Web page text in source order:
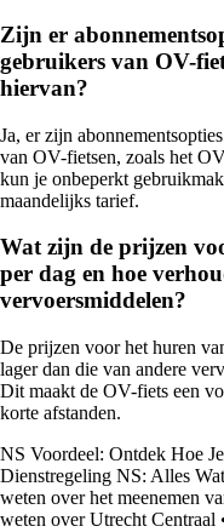
Zijn er
gebruikers van OV-
hiervan?
Ja, er zijn
van OV-fietsen, zoals het
kun je onbeperkt
maandelijks tarief.
Wat zijn de prijzen
per dag en hoe
vervoersmiddelen?
De prijzen voor het huren
lager dan die van andere
Dit maakt de OV-fiets een
korte afstanden.
NS Voordeel: Ontdek Hoe
Dienstregeling NS: Alles
weten over het meenemen
weten over Utrecht Centraal